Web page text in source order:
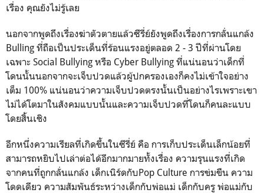
เรื่อง คุณยังไม่รู้เลย
นอกจากพูดถึงเรื่องฆ่าตัวตายแล้วซีรี่ย์ยังพูดถึงเรื่องการกลั่นแกล้ง
Bulling ที่ถือเป็นประเด็นที่ร้อนแรงอยู่ตลอด 2 - 3 ปีที่ผ่านโดย
เฉพาะ Social Bullying หรือ Cyber Bullying ที่แน่นอนว่าเด็กที่
โดนนั้นนอกจากจะเจ็บปวดแล้วผู้ปกครองเองก็คงไม่เข้าใจอย่าง
เต็ม 100% แน่นอนว่าความเจ็บปวดตรงนั้นเป็นอย่างไรเพราะเขา
ไม่ได้โตมาในสังคมแบบนั้นและความเจ็บปวดที่โดนก็คนละแบบ
โดยสิ้นเชิง
อีกหนึ่งความเรียลที่เกิดขึ้นในซีรี่ย์ คือ การเก็บประเด็นเล็กน้อยที่
สามารถหยิบไปเล่าต่อได้อีกมากมายทั้งเรื่อง ความรุนแรงที่เกิด
จากคนที่ถูกกลั่นแกล้ง เด็กเนิร์ดกับPop Culture การข่มขืน ความ
โดดเดียว ความสัมพันธ์ระหว่างเด็กกับพ่อแม่ เด็กกับครู พ่อแม่กับ